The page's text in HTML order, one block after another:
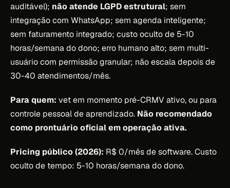
auditável); não atende LGPD estrutural; sem
integração com WhatsApp; sem agenda inteligente;
sem faturamento integrado; custo oculto de 5-10
horas/semana do dono; erro humano alto; sem multi-
usuário com permissão granular; não escala depois de
30-40 atendimentos/mês.
Para quem: vet em momento pré-CRMV ativo, ou para
controle pessoal de aprendizado. Não recomendado
como prontuário oficial em operação ativa.
Pricing público (2026): R$ 0/mês de software. Custo
oculto de tempo: 5-10 horas/semana do dono.